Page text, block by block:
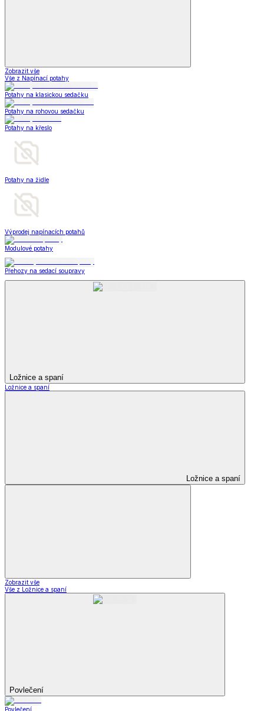
Zobrazit vše
Vše z Napínací potahy
Potahy na klasickou sedačku
Potahy na rohovou sedačku
Potahy na křeslo
Potahy na židle
Výprodej napínacích potahů
Modulové potahy
Přehozy na sedací soupravy
Ložnice a spaní
Ložnice a spaní
Ložnice a spaní
Zobrazit vše
Vše z Ložnice a spaní
Povlečení
Povlečení